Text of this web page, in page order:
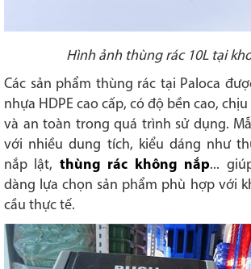
Hình ảnh thùng rác 10L tại
Các sản phẩm thùng rác tại Paloca
nhựa HDPE cao cấp, có độ bền cao,
và an toàn trong quá trình sử dụng.
với nhiều dung tích, kiểu dáng như
nắp lật, thùng rác không nắp...
dàng lựa chọn sản phẩm phù hợp với
cầu thực tế.